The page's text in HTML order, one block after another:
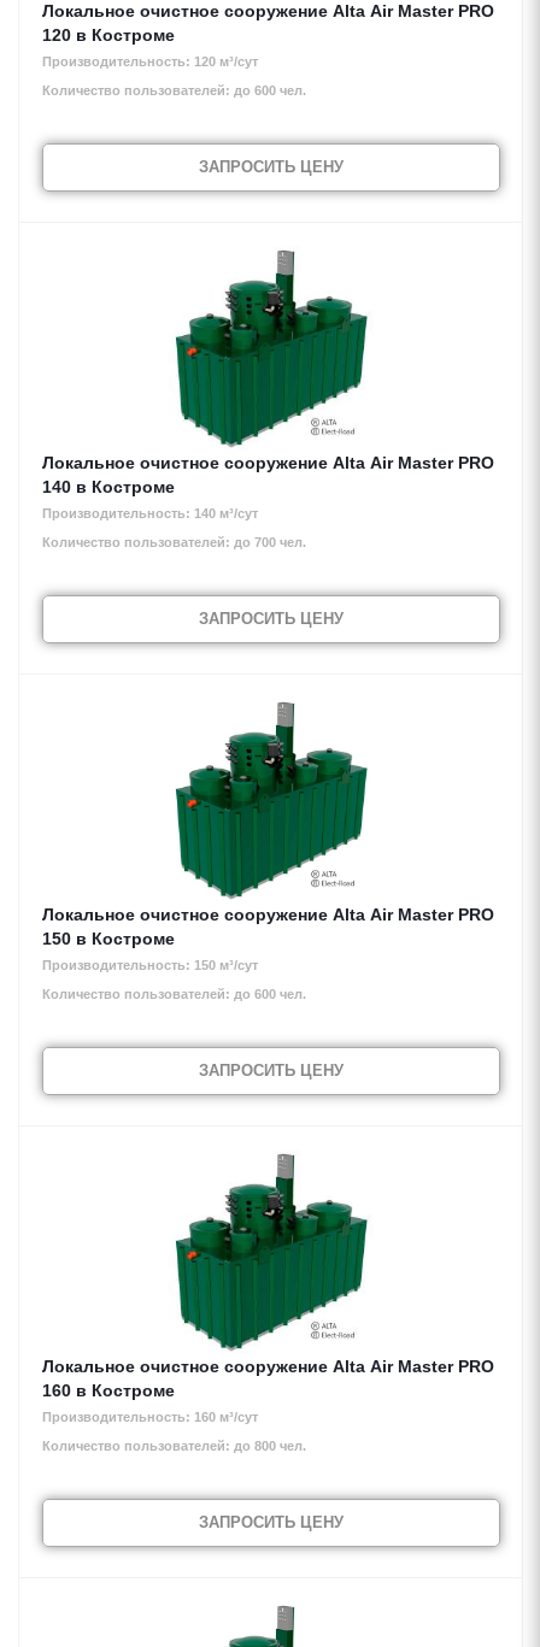
Локальное очистное сооружение Alta Air Master PRO
120 в Костроме
Производительность: 120 м³/сут
Количество пользователей: до 600 чел.
ЗАПРОСИТЬ ЦЕНУ
Локальное очистное сооружение Alta Air Master PRO
140 в Костроме
Производительность: 140 м³/сут
Количество пользователей: до 700 чел.
ЗАПРОСИТЬ ЦЕНУ
Локальное очистное сооружение Alta Air Master PRO
150 в Костроме
Производительность: 150 м³/сут
Количество пользователей: до 600 чел.
ЗАПРОСИТЬ ЦЕНУ
Локальное очистное сооружение Alta Air Master PRO
160 в Костроме
Производительность: 160 м³/сут
Количество пользователей: до 800 чел.
ЗАПРОСИТЬ ЦЕНУ
Тип стока
Хозяйственно-бытовой сток
Ливневой (поверхностный) сток